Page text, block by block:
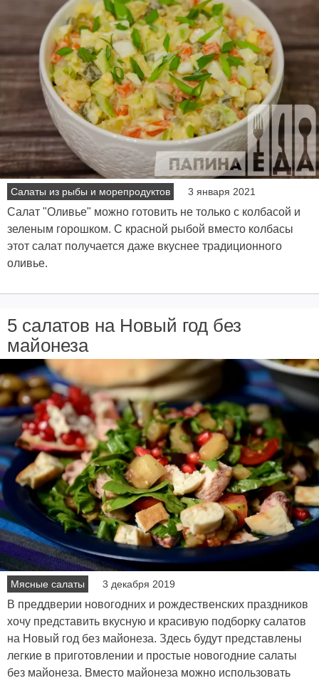
Салаты из рыбы и морепродуктов 3 января 2021
Салат "Оливье" можно готовить не только с колбасой и
зеленым горошком. С красной рыбой вместо колбасы
этот салат получается даже вкуснее традиционного
оливье.
5 салатов на Новый год без
майонеза
Мясные салаты 3 декабря 2019
В преддверии новогодних и рождественских праздников
хочу представить вкусную и красивую подборку салатов
на Новый год без майонеза. Здесь будут представлены
легкие в приготовлении и простые новогодние салаты
без майонеза. Вместо майонеза можно использовать